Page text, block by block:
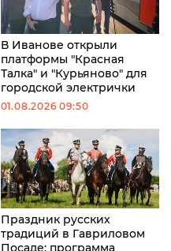
В Иванове открыли
платформы "Красная
Талка" и "Курьяново" для
городской электрички
01.08.2026 09:50
Праздник русских
традиций в Гавриловом
Посаде: программа